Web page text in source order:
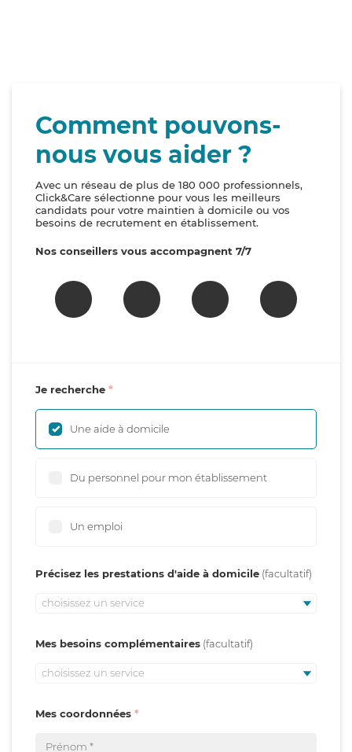
Comment pouvons-
nous vous aider ?
Avec un réseau de plus de 180 000 professionnels,
Click&Care sélectionne pour vous les meilleurs
candidats pour votre maintien à domicile ou vos
besoins de recrutement en établissement.
Nos conseillers vous accompagnent 7/7
Je recherche
Une aide à domicile
Du personnel pour mon établissement
Un emploi
Précisez les prestations d'aide à domicile
choisissez un service
Mes besoins complémentaires
choisissez un service
Mes coordonnées